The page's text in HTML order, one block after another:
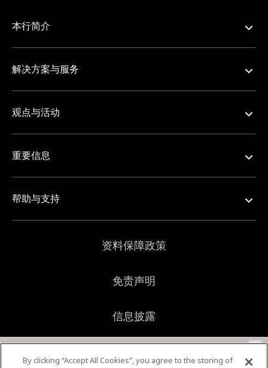
本行简介
解决方案与服务
观点与活动
重要信息
帮助与支持
资料保障政策
免责声明
信息披露
本行使用Cookie来改善和提供个性化的浏览体验，同时了
×
By clicking “Accept All Cookies”, you agree to the storing of